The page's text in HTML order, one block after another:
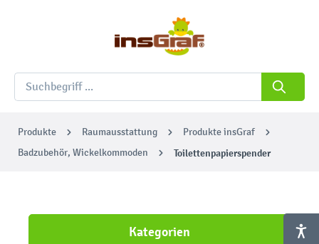
Produkte Raumausstattung
Produkte insGraf
Badzubehör, Wickelkommoden
Toilettenpapierspender
Kategorien